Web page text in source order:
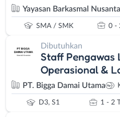
Yayasan Barkasmal
SMA / SMK 0 -
Dibutuhkan
Staff Pengawas
Operasional &
PT. Bigga Damai Utama
D3, S1 1 - 2